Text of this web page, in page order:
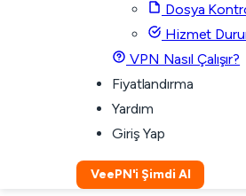
Dosya
Hizmet
VPN Nasıl Çalışır?
Fiyatlandırma
Yardım
Giriş Yap
VeePN'i Şimdi Al